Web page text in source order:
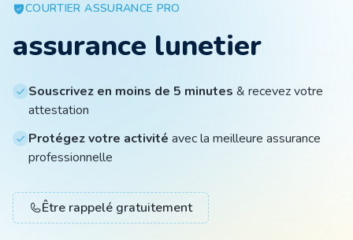
Emprunteur
Auto
COURTIERASSURANCE PRO
assurance lunetier
Souscrivez en moins de 5 minutes & recevez votre
attestation
Protégez votre activité avec la meilleure assurance
professionnelle
Être rappelé gratuitement